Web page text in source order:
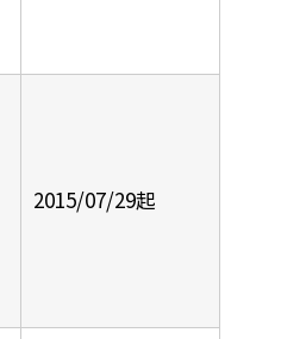
2015/07/29起